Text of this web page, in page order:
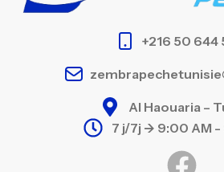
+216 50 644
Al Haouaria –
7 j/7j -> 9:00 AM